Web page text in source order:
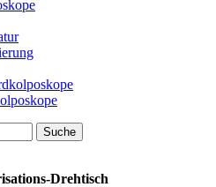
Suche
Drehtisch